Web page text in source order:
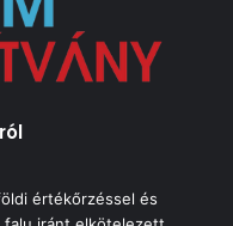
értékőrzéssel és